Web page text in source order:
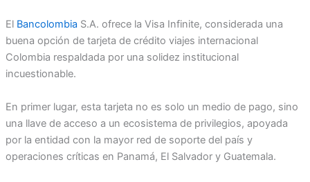
El Bancolombia S.A. ofrece la Visa Infinite, considerada una
buena opción de tarjeta de crédito viajes internacional
Colombia respaldada por una solidez institucional
incuestionable.
En primer lugar, esta tarjeta no es solo un medio de pago, sino
una llave de acceso a un ecosistema de privilegios, apoyada
por la entidad con la mayor red de soporte del país y
operaciones críticas en Panamá, El Salvador y Guatemala.